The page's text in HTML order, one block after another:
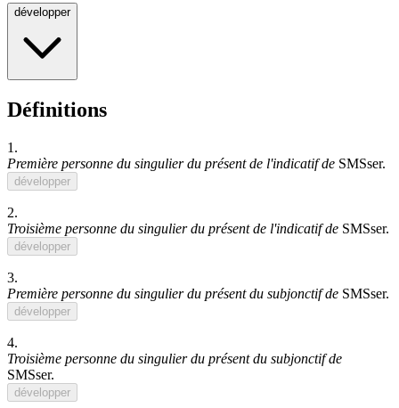
développer
Définitions
1.
Première personne du singulier du présent de l'indicatif de SMSser.
développer
2.
Troisième personne du singulier du présent de l'indicatif de SMSser.
développer
3.
Première personne du singulier du présent du subjonctif de SMSser.
développer
4.
Troisième personne du singulier du présent du subjonctif de
SMSser.
développer